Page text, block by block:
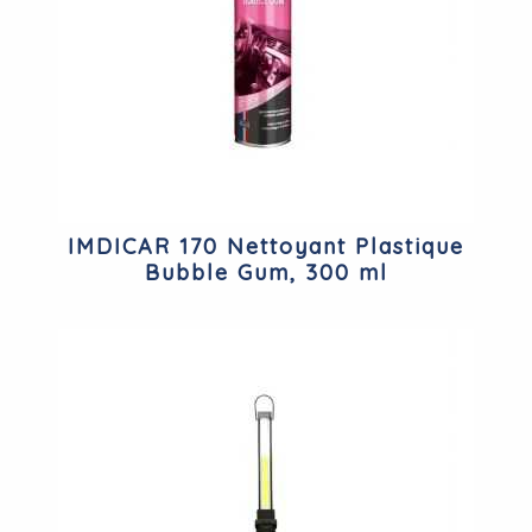
IMDICAR 170 Nettoyant Plastique
Bubble Gum, 300 ml